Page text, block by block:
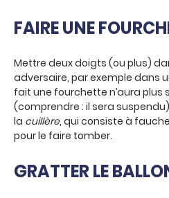
FAIRE UNE
Mettre deux doigts (ou plus)
adversaire, par exemple dans
fait une fourchette n’aura plus
(comprendre : il sera
la cuillère, qui consiste à
pour le faire tomber.
GRATTER LE